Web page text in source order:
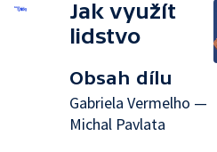
Jak využít
lidstvo
Obsah dílu
Gabriela Vermelho —
Michal Pavlata